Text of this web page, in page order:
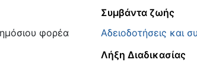
φορέα
Συμβάντα ζωής
Αδειοδοτήσεις και
Λήξη Διαδικασίας